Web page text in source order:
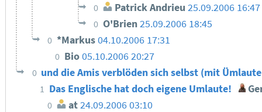
0 Patrick Andrieu 25.09.2006 16:47
0 O'Brien25.09.2006 18:45
0 *Markus04.10.2006 17:31
0 Bio05.10.2006 20:27
0 und die Amis verblöden sich selbst (mit
1 Das Englische hat doch eigene Umlaute!
0 at24.09.2006 03:10